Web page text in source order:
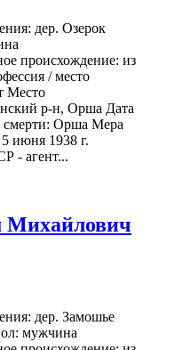
дер. Озерок
происхождение: из
/ место
Место
р-н, Орша Дата
смерти: Орша Мера
5 июня 1938 г.
- агент...
Михайлович
дер. Замошье
мужчина